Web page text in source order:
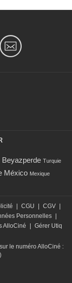
Beyazperde Turquie
México Mexique
CGU CGV
Personnelles
AlloCiné
Gérer Utiq
le numéro AlloCiné :